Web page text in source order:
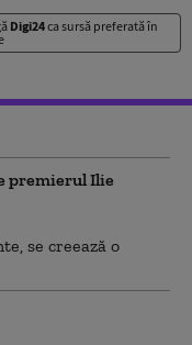
Digi24ca sursă preferată în
premierul Ilie
se creează o